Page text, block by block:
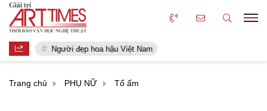
Người đẹp hoa hậu Việt Nam
Trang chủ PHỤ NỮ Tổ ấm